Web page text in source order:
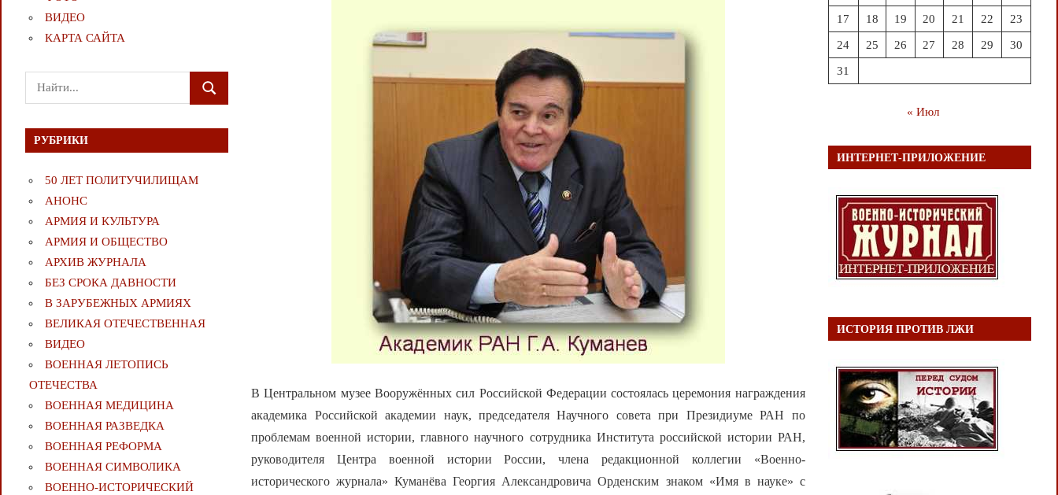
В Центральном музее Вооружённых сил Российской Федерации состоялась церемония награждения
академика Российской академии наук, председателя Научного совета при Президиуме РАН по
проблемам военной истории, главного научного сотрудника Института российской истории РАН,
руководителя Центра военной истории России, члена редакционной коллегии «Военно-
исторического журнала» Куманёва Георгия Александровича Орденским знаком «Имя в науке» с
ВИДЕО
КАРТА САЙТА
Поиск
для:
ПОИСК
РУБРИКИ
50 ЛЕТ ПОЛИТУЧИЛИЩАМ
АНОНС
АРМИЯ И КУЛЬТУРА
АРМИЯ И ОБЩЕСТВО
АРХИВ ЖУРНАЛА
БЕЗ СРОКА ДАВНОСТИ
В ЗАРУБЕЖНЫХ АРМИЯХ
ВЕЛИКАЯ ОТЕЧЕСТВЕННАЯ
ВИДЕО
ВОЕННАЯ ЛЕТОПИСЬ
ОТЕЧЕСТВА
ВОЕННАЯ МЕДИЦИНА
ВОЕННАЯ РАЗВЕДКА
ВОЕННАЯ РЕФОРМА
ВОЕННАЯ СИМВОЛИКА
ВОЕННО-ИСТОРИЧЕСКИЙ
17 18 19 20 21 22 23
24 25 26 27 28 29 30
31
« Июл
ИНТЕРНЕТ-ПРИЛОЖЕНИЕ
ИСТОРИЯ ПРОТИВ ЛЖИ